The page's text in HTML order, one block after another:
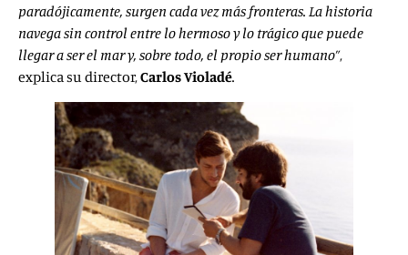
paradójicamente, surgen cada vez más fronteras. La historia
navega sin control entre lo hermoso y lo trágico que puede
llegar a ser el mar y, sobre todo, el propio ser humano”,
explica su director,Carlos Violadé.